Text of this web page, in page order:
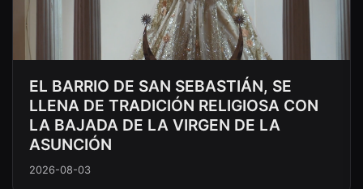
EL BARRIO DE SAN SEBASTIÁN, SE
LLENA DE TRADICIÓN RELIGIOSA CON
LA BAJADA DE LA VIRGEN DE LA
ASUNCIÓN
2026-08-03